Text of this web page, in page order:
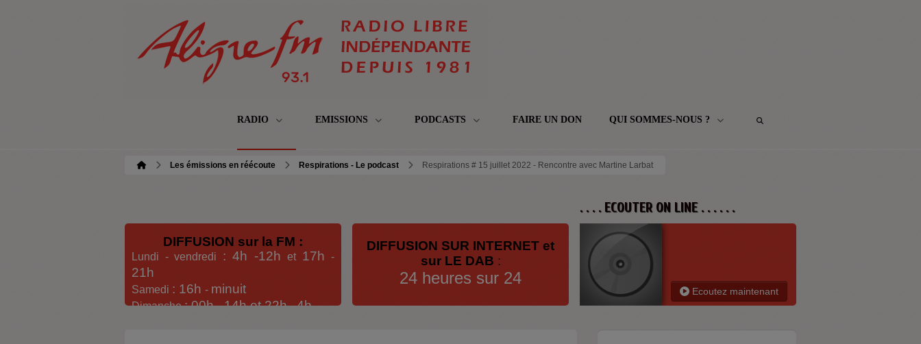
RADIO EMISSIONS PODCASTS FAIRE UN DON QUI SOMMES-NOUS ?
Les émissions en réécoute Respirations - Le podcast Respirations # 15 juillet 2022 - Rencontre avec Martine Larbat
DIFFUSION sur la FM :
Lundi - vendredi : 4h -12h et 17h -
21h
Samedi : 16h - minuit
Dimanche: 00h -14h et 22h-4h
DIFFUSION SUR INTERNET et
sur LE DAB :
24 heures sur 24
. . . . ECOUTER ON LINE . . . . . .
Ecoutez maintenant